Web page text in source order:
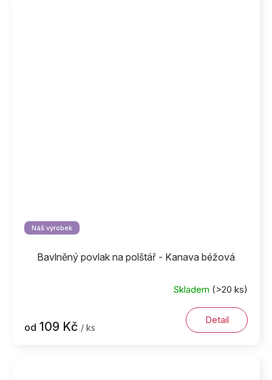
Náš výrobek
Bavlněný povlak na polštář - Kanava béžová
Skladem (>20 ks)
od 109 Kč / ks
Detail